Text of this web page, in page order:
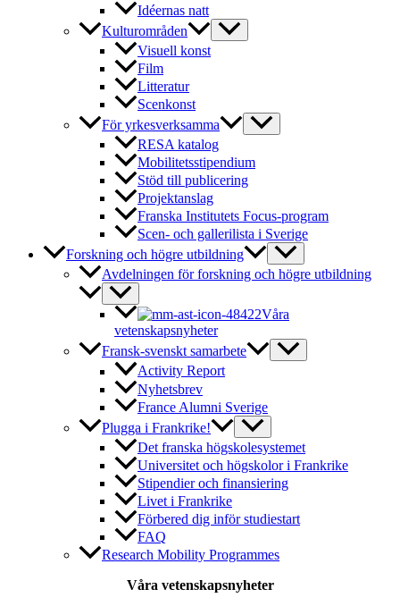
Idéernas natt
Kulturområden
Visuell konst
Film
Litteratur
Scenkonst
För yrkesverksamma
RESA katalog
Mobilitetsstipendium
Stöd till publicering
Projektanslag
Franska Institutets Focus-program
Scen- och gallerilista i Sverige
Forskning och högre utbildning
Avdelningen för forskning och högre utbildning
Våra
vetenskapsnyheter
Fransk-svenskt samarbete
Activity Report
Nyhetsbrev
France Alumni Sverige
Plugga i Frankrike!
Det franska högskolesystemet
Universitet och högskolor i Frankrike
Stipendier och finansiering
Livet i Frankrike
Förbered dig inför studiestart
FAQ
Research Mobility Programmes
Våra vetenskapsnyheter